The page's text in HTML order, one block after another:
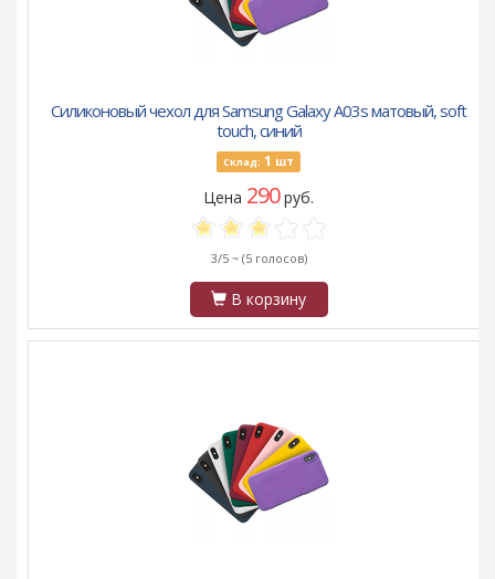
Силиконовый чехол для Samsung Galaxy A03s матовый, soft
touch, синий
Склад: 1 шт
Цена 290руб.
3/5 ~ (5 голосов)
В корзину